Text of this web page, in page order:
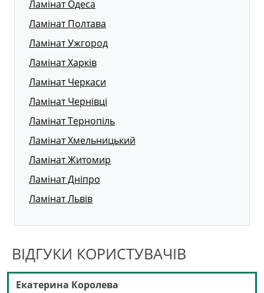
Ламінат Одеса
Ламінат Полтава
Ламінат Ужгород
Ламінат Харків
Ламінат Черкаси
Ламінат Чернівці
Ламінат Тернопіль
Ламінат Хмельницький
Ламінат Житомир
Ламінат Дніпро
Ламінат Львів
ВІДГУКИ КОРИСТУВАЧІВ
Екатерина Королева